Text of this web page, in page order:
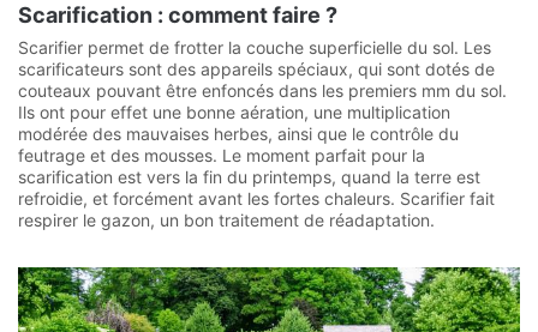
Scarification : comment faire ?
Scarifier permet de frotter la couche superficielle du sol. Les
scarificateurs sont des appareils spéciaux, qui sont dotés de
couteaux pouvant être enfoncés dans les premiers mm du sol.
Ils ont pour effet une bonne aération, une multiplication
modérée des mauvaises herbes, ainsi que le contrôle du
feutrage et des mousses. Le moment parfait pour la
scarification est vers la fin du printemps, quand la terre est
refroidie, et forcément avant les fortes chaleurs. Scarifier fait
respirer le gazon, un bon traitement de réadaptation.